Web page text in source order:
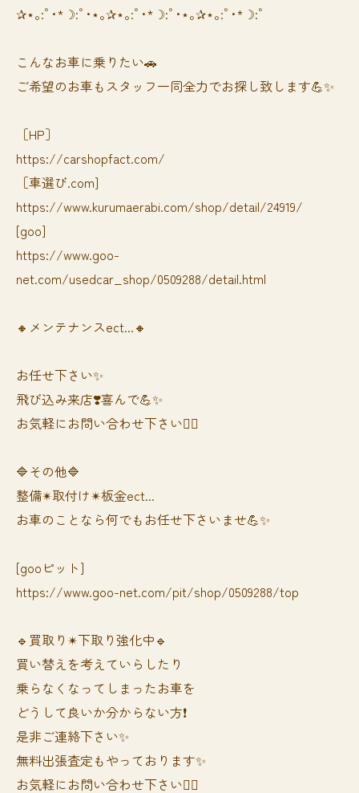
✰⋆｡:ﾟ･*☽:ﾟ･⋆｡✰⋆｡:ﾟ･*☽:ﾟ･⋆｡✰⋆｡:ﾟ･*☽:ﾟ
⁡⁡⁡こんなお車に乗りたい🚗
ご希望のお車もスタッフ一同全力でお探し致します💪✨
［HP］
https://carshopfact.com/
［車選び.com]
https://www.kurumaerabi.com/shop/detail/24919/
[goo]
https://www.goo-
net.com/usedcar_shop/0509288/detail.html
🔸メンテナンスect...🔸
お任せ下さい✨
飛び込み来店❣️喜んで💪✨
お気軽にお問い合わせ下さい🙆‍♀️
🔷その他🔷
整備✴︎取付け✴︎板金ect...
お車のことなら何でもお任せ下さいませ💪✨
[gooピット]
https://www.goo-net.com/pit/shop/0509288/top
🔹買取り✴︎下取り強化中🔹
買い替えを考えていらしたり
乗らなくなってしまったお車を
どうして良いか分からない方❗️
是非ご連絡下さい✨
無料出張査定もやっております✨
お気軽にお問い合わせ下さい🙆‍♀️